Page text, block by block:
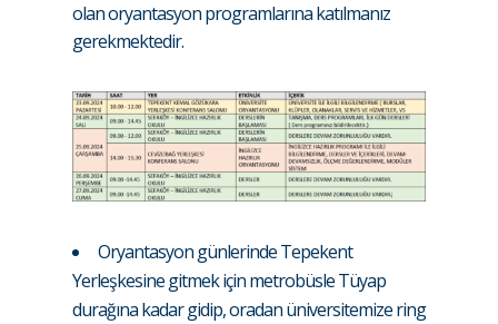
olan oryantasyon programlarına katılmanız
gerekmektedir.
Oryantasyon günlerinde Tepekent
Yerleşkesine gitmek için metrobüsle Tüyap
durağına kadar gidip, oradan üniversitemize ring